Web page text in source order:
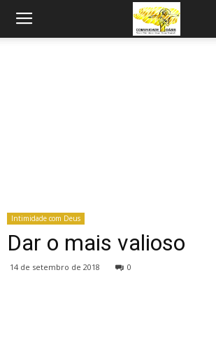
Intimidade com Deus
Dar o mais valioso
14 de setembro de 2018 0